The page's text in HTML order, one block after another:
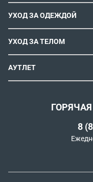
ИНСТРУКЦИИ И FAQ
КОНТАКТЫ И РЕКВИЗИТЫ
СПОСОБЫ ОПЛАТЫ
УСЛОВИЯ ДОСТАВКИ
ОБМЕН И ВОЗВРАТ
РЕКОМЕНДАТЕЛЬНЫЕ
СТАЙЛЕРЫ
ВОССТАНОВЛЕНИЕ ВОЛОС
ULTIMATE EXPERIENCE
ROWENTA X KARL
МАШИНКИ ДЛЯ СТРИЖКИ
ТРИММЕРЫ
УХОД ЗА ОДЕЖДОЙ
ПАРОГЕНЕРАТОРЫ
УТЮГИ
УХОД ЗА ТЕЛОМ
ЭПИЛЯТОРЫ
АУТЛЕТ
8